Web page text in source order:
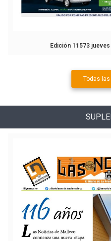
Edición 11573
Todas